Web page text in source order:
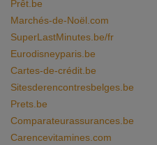
Prêt.be
Marchés-de-Noël.com
SuperLastMinutes.be/fr
Eurodisneyparis.be
Cartes-de-crédit.be
Sitesderencontresbelges.be
Prets.be
Comparateurassurances.be
Carencevitamines.com